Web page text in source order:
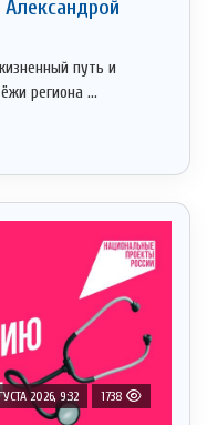
путь и
региона ...
2026, 9:32 1738